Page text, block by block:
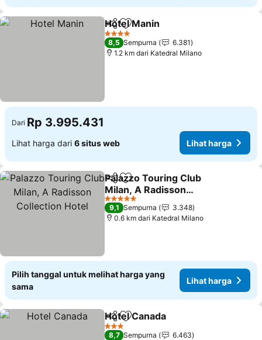
BagikanTambahkan ke favorit
Hotel Manin
4 Bintang
8,5 Sempurna
6.381
1.2 km dari Katedral Milano
Dari Rp 3.995.431
Lihat harga dari 6 situs web Lihat harga
BagikanTambahkan ke favorit
Palazzo Touring Club
Milan, A Radisson
Collection Hotel
Lihat harga
5 Bintang
9,1 Sempurna
3.348
0.6 km dari Katedral Milano
Pilih tanggal untuk melihat harga yang
sama
Lihat harga
BagikanTambahkan ke favorit
Hotel Canada
3 Bintang
8,7 Sempurna
6.463